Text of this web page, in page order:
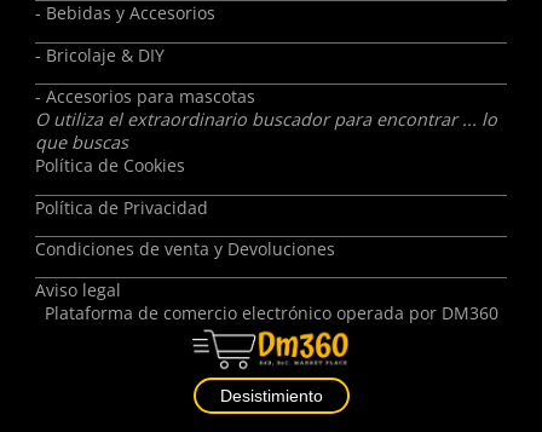
- Bebidas y Accesorios
- Bricolaje & DIY
- Accesorios para mascotas
O utiliza el extraordinario buscador para encontrar ... lo
que buscas
Política de Cookies
Política de Privacidad
Condiciones de venta y Devoluciones
Aviso legal
Plataforma de comercio electrónico operada por DM360
Desistimiento